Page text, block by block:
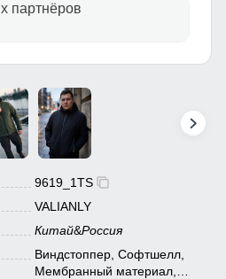
партнёров
9619_1TS
VALIANLY
Китай&Россия
Виндстоппер, Софтшелл,
Мембранный материал,